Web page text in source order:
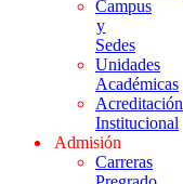
Campus
y
Sedes
Unidades
Académicas
Acreditación
Institucional
Admisión
Carreras